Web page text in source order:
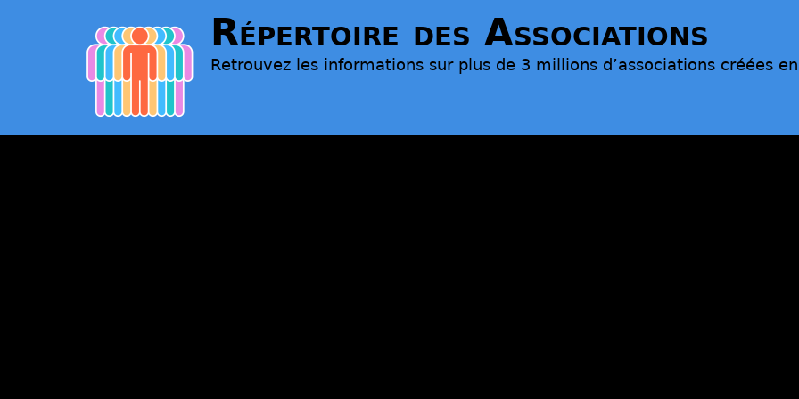
Répertoire des Associations
Retrouvez les informations sur plus de 3 millions d’associations créées